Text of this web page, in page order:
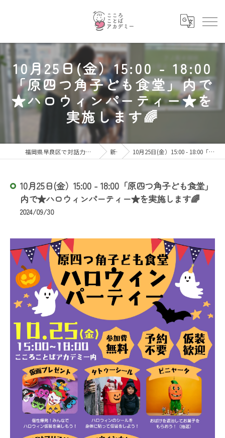
10月25日(金）15:00 - 18:00
「原四つ角子ども食堂」内で
★ハロウィンパーティー★を
実施します🌈
福岡県早良区で対話力・コミュニケーション力を育むならこころことばアカデミー 新着情報 10月25日(金）15:00 - 18:00「原四つ角子ども食堂」内で★ハロウィンパーティー★を実施します🌈
10月25日(金）15:00 - 18:00「原四つ角子ども食堂」
内で★ハロウィンパーティー★を実施します🌈
2024/09/30